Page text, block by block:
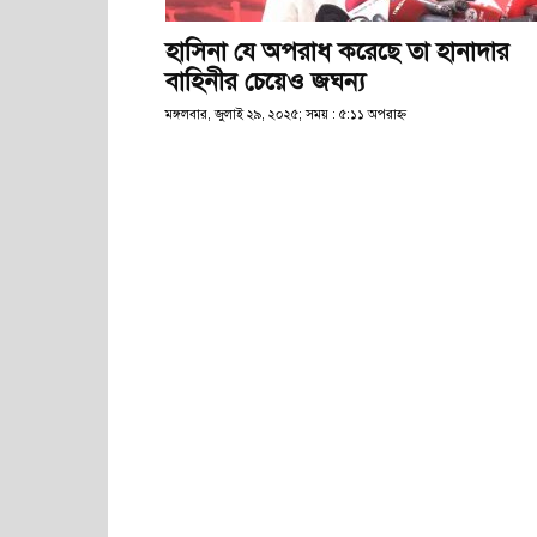
হাসিনা যে অপরাধ করেছে তা হানাদার
বাহিনীর চেয়েও জঘন্য
মঙ্গলবার, জুলাই ২৯, ২০২৫; সময় : ৫:১১ অপরাহ্ণ